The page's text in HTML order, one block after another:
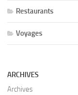
Restaurants
Voyages
ARCHIVES
Archives